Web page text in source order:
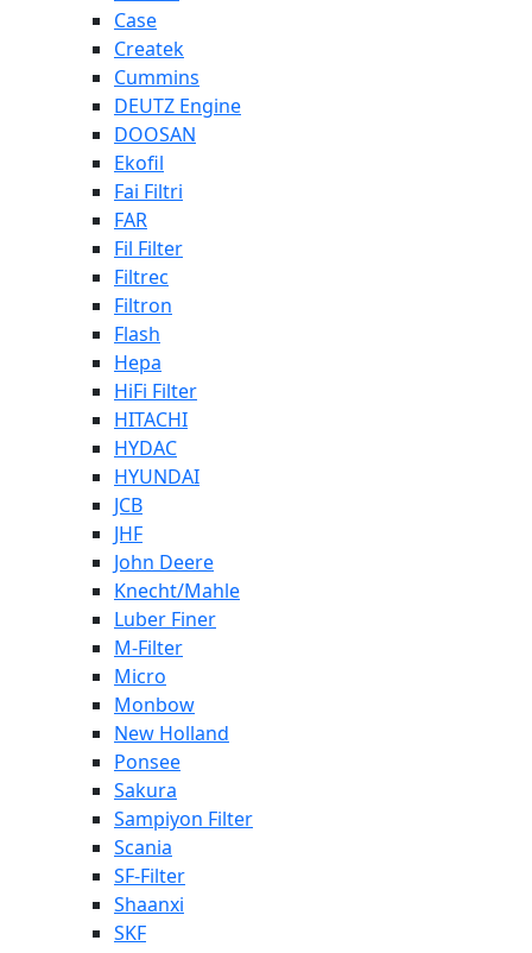
Case
Createk
Cummins
DEUTZ Engine
DOOSAN
Ekofil
Fai Filtri
FAR
Fil Filter
Filtrec
Filtron
Flash
Hepa
HiFi Filter
HITACHI
HYDAC
HYUNDAI
JCB
JHF
John Deere
Knecht/Mahle
Luber Finer
M-Filter
Micro
Monbow
New Holland
Ponsee
Sakura
Sampiyon Filter
Scania
SF-Filter
Shaanxi
SKF